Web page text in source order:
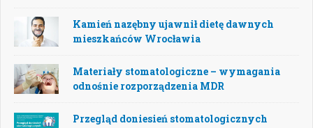
Kamień nazębny ujawnił dietę dawnych
mieszkańców Wrocławia
Materiały stomatologiczne – wymagania
odnośnie rozporządzenia MDR
Przegląd doniesień stomatologicznych